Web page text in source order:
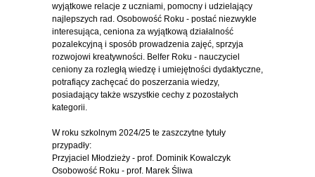
wyjątkowe relacje z uczniami, pomocny i udzielający
najlepszych rad. Osobowość Roku - postać niezwykle
interesująca, ceniona za wyjątkową działalność
pozalekcyjną i sposób prowadzenia zajęć, sprzyja
rozwojowi kreatywności. Belfer Roku - nauczyciel
ceniony za rozległą wiedzę i umiejętności dydaktyczne,
potrafiący zachęcać do poszerzania wiedzy,
posiadający także wszystkie cechy z pozostałych
kategorii.
W roku szkolnym 2024/25 te zaszczytne tytuły
przypadły:
Przyjaciel Młodzieży - prof. Dominik Kowalczyk
Osobowość Roku - prof. Marek Śliwa